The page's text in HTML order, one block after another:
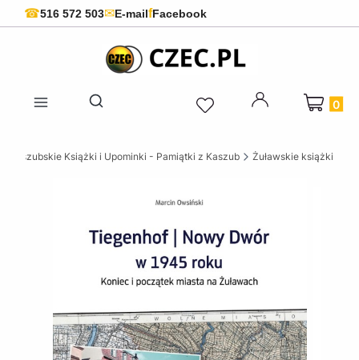
☎516 572 503✉E-mailfFacebook
Otwórz wyszukiwarkę
Produkty
Kaszubskie Książki i Upominki - Pamiątki z Kaszub Żuławskie książki